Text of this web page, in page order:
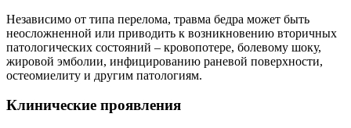
Независимо от типа перелома, травма бедра может быть
неосложненной или приводить к возникновению вторичных
патологических состояний – кровопотере, болевому шоку,
жировой эмболии, инфицированию раневой поверхности,
остеомиелиту и другим патологиям.
Клинические проявления